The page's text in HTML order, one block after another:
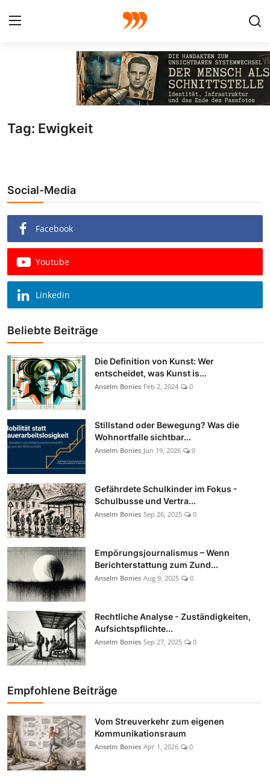
Galerie
Redaktion
Beiträge
Vorproduktion
Tag: Ewigkeit
Social-Media
Facebook
Youtube
Linkedin
Beliebte Beiträge
Die Definition von Kunst: Wer
entscheidet, was Kunst is...
Anselm Bonies Feb 2, 2024 0
Stillstand oder Bewegung? Was die
Wohnortfalle sichtbar...
Anselm Bonies Jun 19, 2026 0
Gefährdete Schulkinder im Fokus -
Schulbusse und Vertra...
Anselm Bonies Sep 26, 2025 0
Empörungsjournalismus – Wenn
Berichterstattung zum Zund...
Anselm Bonies Aug 9, 2025 0
Rechtliche Analyse - Zuständigkeiten,
Aufsichtspflichte...
Anselm Bonies Sep 27, 2025 0
Empfohlene Beiträge
Vom Streuverkehr zum eigenen
Kommunikationsraum
Anselm Bonies Apr 1, 2026 0